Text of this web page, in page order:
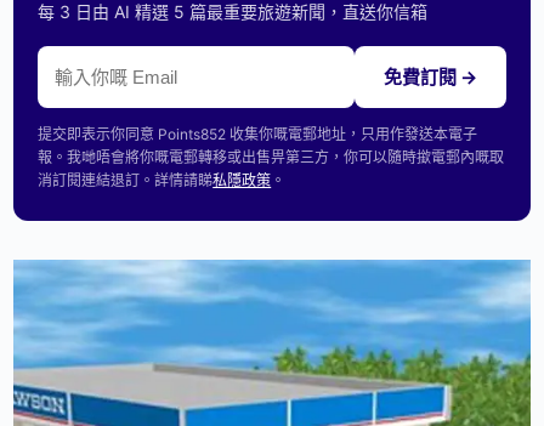
每 3 日由 AI 精選 5 篇最重要旅遊新聞，直送你信箱
免費訂閱 →
提交即表示你同意 Points852 收集你嘅電郵地址，只用作發送本電子
報。我哋唔會將你嘅電郵轉移或出售畀第三方，你可以隨時撳電郵內嘅取
消訂閱連結退訂。詳情請睇私隱政策 。